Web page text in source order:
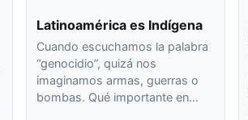
Latinoamérica es Indígena
Cuando escuchamos la palabra
“genocidio”, quizá nos
imaginamos armas, guerras o
bombas. Qué importante en…